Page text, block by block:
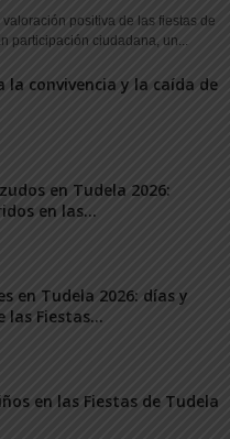
positiva de las fiestas de
participación ciudadana, un...
la convivencia y la caída de
en Tudela 2026:
en las...
en Tudela 2026: días y
Fiestas...
en las Fiestas de Tudela